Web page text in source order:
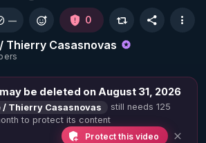
Thierry Casasnovas
— 0
be deleted on August 31, 2026
/ Thierry Casasnovas
still needs 125
to protect its content
Protect this video